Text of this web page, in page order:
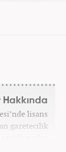
Hakkında
lisans
gazetecilik
medya